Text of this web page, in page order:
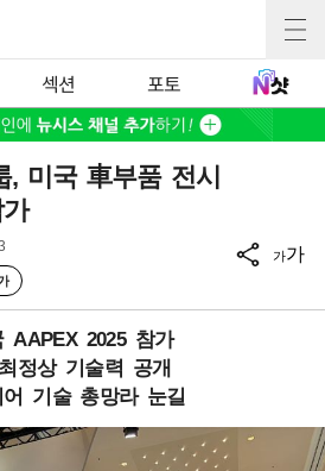
섹션 포토
, 미국 車부품 전시
가가
AAPEX 2025 참가
정상 기술력 공개
어 기술 총망라 눈길